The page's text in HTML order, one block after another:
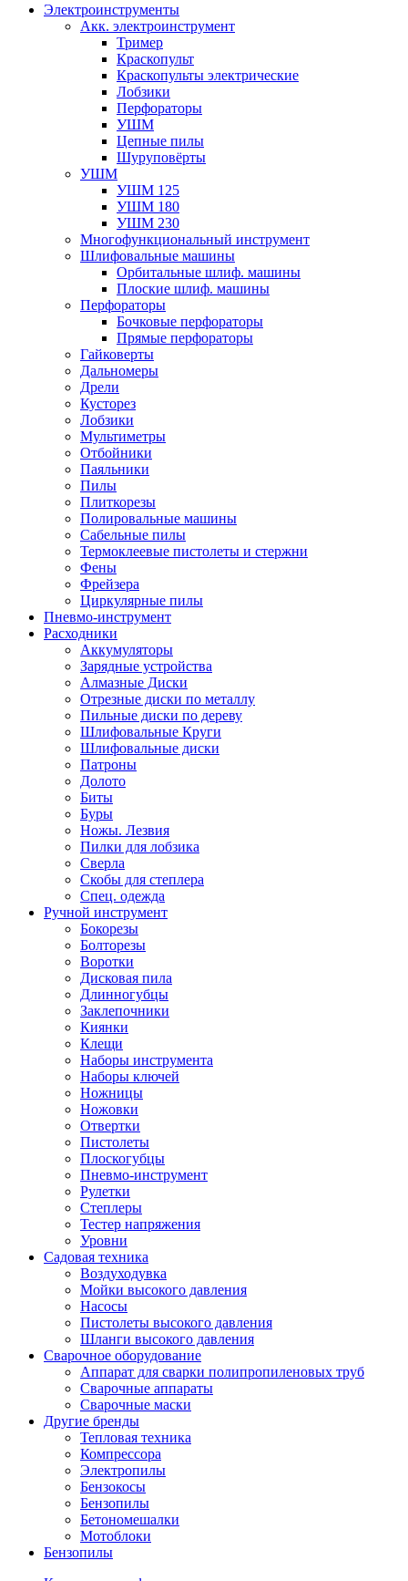
Электроинструменты
Акк. электроинструмент
Тример
Краскопульт
Краскопульты электрические
Лобзики
Перфораторы
УШМ
Цепные пилы
Шуруповёрты
УШМ
УШМ 125
УШМ 180
УШМ 230
Многофункциональный инструмент
Шлифовальные машины
Орбитальные шлиф. машины
Плоские шлиф. машины
Перфораторы
Бочковые перфораторы
Прямые перфораторы
Гайковерты
Дальномеры
Дрели
Кусторез
Лобзики
Мультиметры
Отбойники
Паяльники
Пилы
Плиткорезы
Полировальные машины
Сабельные пилы
Термоклеевые пистолеты и стержни
Фены
Фрейзера
Циркулярные пилы
Пневмо-инструмент
Расходники
Аккумуляторы
Зарядные устройства
Алмазные Диски
Отрезные диски по металлу
Пильные диски по дереву
Шлифовальные Круги
Шлифовальные диски
Патроны
Долото
Биты
Буры
Ножы. Лезвия
Пилки для лобзика
Сверла
Скобы для степлера
Спец. одежда
Ручной инструмент
Бокорезы
Болторезы
Воротки
Дисковая пила
Длинногубцы
Заклепочники
Киянки
Клещи
Наборы инструмента
Наборы ключей
Ножницы
Ножовки
Отвертки
Пистолеты
Плоскогубцы
Пневмо-инструмент
Рулетки
Степлеры
Тестер напряжения
Уровни
Садовая техника
Воздуходувка
Мойки высокого давления
Насосы
Пистолеты высокого давления
Шланги высокого давления
Сварочное оборудование
Аппарат для сварки полипропиленовых труб
Сварочные аппараты
Сварочные маски
Другие бренды
Тепловая техника
Компрессора
Электропилы
Бензокосы
Бензопилы
Бетономешалки
Мотоблоки
Бензопилы